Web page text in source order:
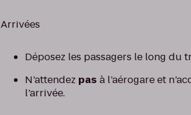
Arrivées
Déposez les passagers le long
N’attendez pas à l’aérogare et
l’arrivée.